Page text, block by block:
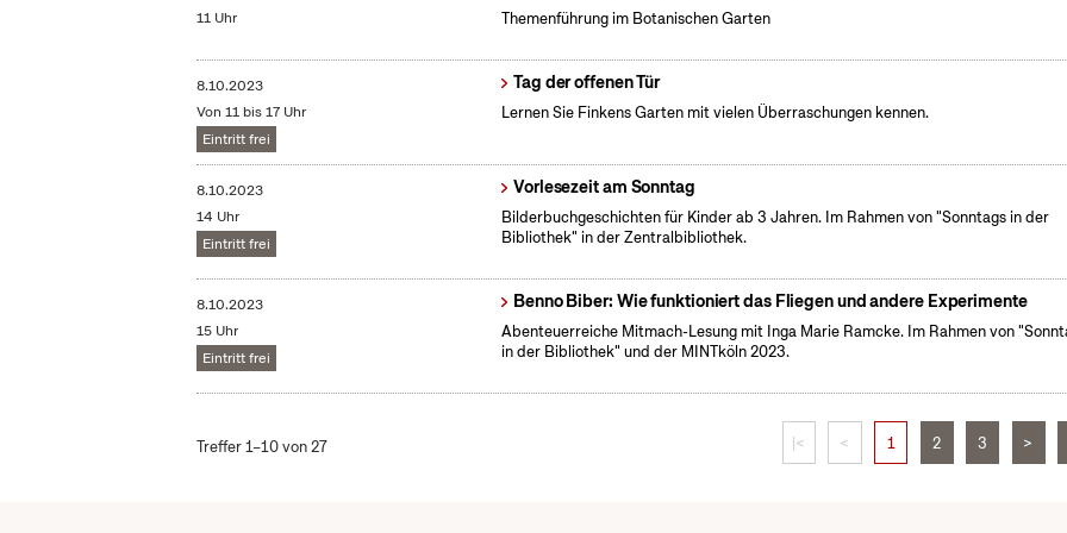
11 Uhr
Themenführung im Botanischen Garten
8.10.2023
Von 11 bis 17 Uhr
Eintritt frei
Tag der offenen Tür
Lernen Sie Finkens Garten mit vielen Überraschungen kennen.
8.10.2023
14 Uhr
Eintritt frei
Vorlesezeit am Sonntag
Bilderbuchgeschichten für Kinder ab 3 Jahren. Im Rahmen von "Sonntags in der
Bibliothek" in der Zentralbibliothek.
8.10.2023
15 Uhr
Eintritt frei
Benno Biber: Wie funktioniert das Fliegen und andere Experimente
Abenteuerreiche Mitmach-Lesung mit Inga Marie Ramcke. Im Rahmen von
in der Bibliothek" und der MINTköln 2023.
Treffer 1–10 von 27 |< < 1 2 3 >